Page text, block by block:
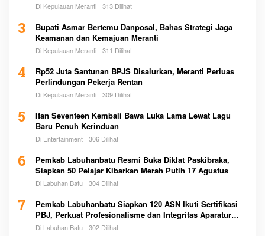
Di Kepulauan Meranti 313 Dilihat
3
Bupati Asmar Bertemu Danposal, Bahas Strategi Jaga
Keamanan dan Kemajuan Meranti
Di Kepulauan Meranti 311 Dilihat
4
Rp52 Juta Santunan BPJS Disalurkan, Meranti Perluas
Perlindungan Pekerja Rentan
Di Kepulauan Meranti 309 Dilihat
5
Ifan Seventeen Kembali Bawa Luka Lama Lewat Lagu
Baru Penuh Kerinduan
Di Entertainment 306 Dilihat
6
Pemkab Labuhanbatu Resmi Buka Diklat Paskibraka,
Siapkan 50 Pelajar Kibarkan Merah Putih 17 Agustus
Di Labuhan Batu 304 Dilihat
7
Pemkab Labuhanbatu Siapkan 120 ASN Ikuti Sertifikasi
PBJ, Perkuat Profesionalisme dan Integritas Aparatur
Pemerintah
Di Labuhan Batu 302 Dilihat